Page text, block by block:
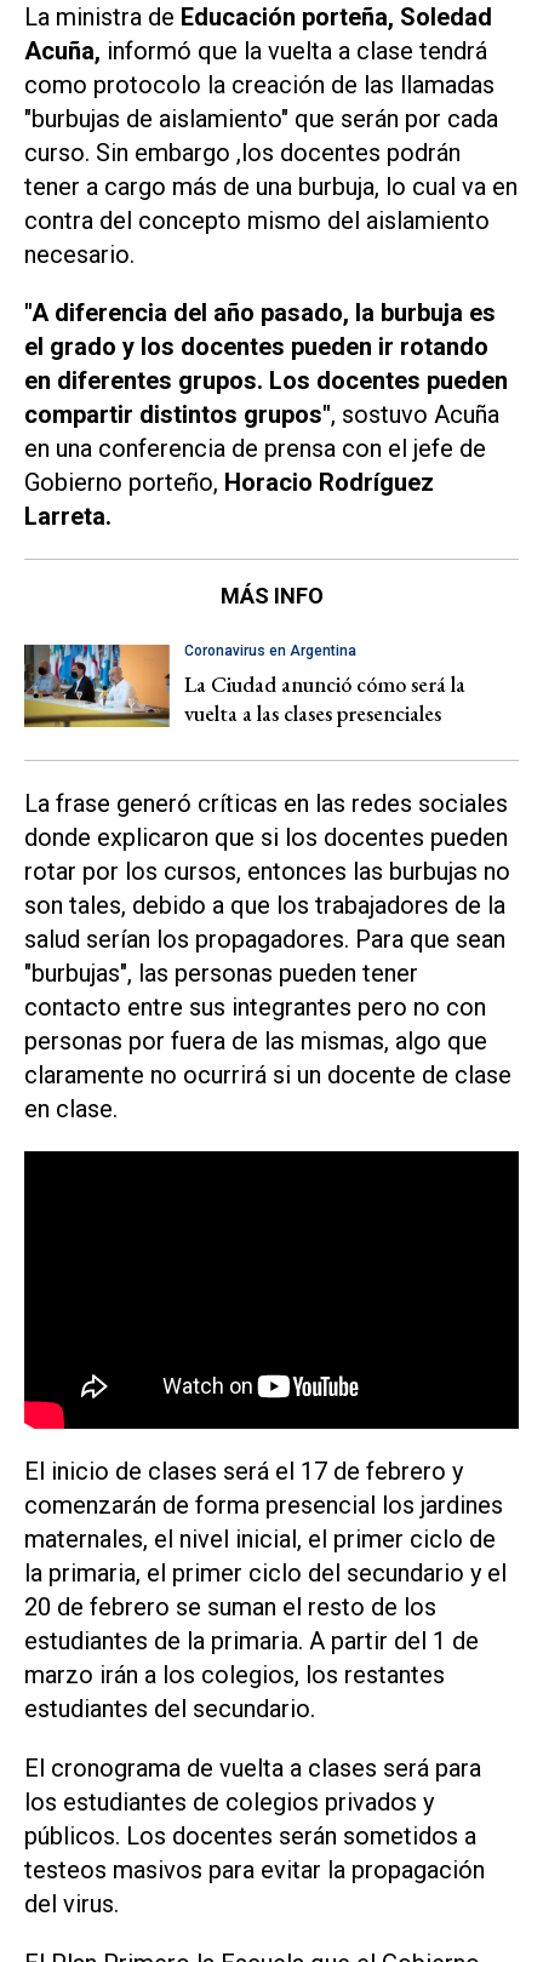
La ministra de Educación porteña, Soledad
Acuña, informó que la vuelta a clase tendrá
como protocolo la creación de las llamadas
"burbujas de aislamiento" que serán por cada
curso. Sin embargo ,los docentes podrán
tener a cargo más de una burbuja, lo cual va en
contra del concepto mismo del aislamiento
necesario.
"A diferencia del año pasado, la burbuja es
el grado y los docentes pueden ir rotando
en diferentes grupos. Los docentes pueden
compartir distintos grupos", sostuvo Acuña
en una conferencia de prensa con el jefe de
Gobierno porteño, Horacio Rodríguez
Larreta.
MÁS INFO
Coronavirus en Argentina
La Ciudad anunció cómo será la
vuelta a las clases presenciales
La frase generó críticas en las redes sociales
donde explicaron que si los docentes pueden
rotar por los cursos, entonces las burbujas no
son tales, debido a que los trabajadores de la
salud serían los propagadores. Para que sean
"burbujas", las personas pueden tener
contacto entre sus integrantes pero no con
personas por fuera de las mismas, algo que
claramente no ocurrirá si un docente de clase
en clase.
El inicio de clases será el 17 de febrero y
comenzarán de forma presencial los jardines
maternales, el nivel inicial, el primer ciclo de
la primaria, el primer ciclo del secundario y el
20 de febrero se suman el resto de los
estudiantes de la primaria. A partir del 1 de
marzo irán a los colegios, los restantes
estudiantes del secundario.
El cronograma de vuelta a clases será para
los estudiantes de colegios privados y
públicos. Los docentes serán sometidos a
testeos masivos para evitar la propagación
del virus.